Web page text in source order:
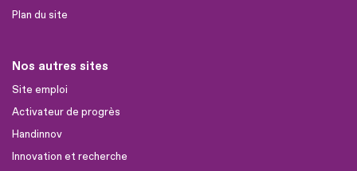
Plan du site
Nos autres sites
Site emploi
Activateur de progrès
Handinnov
Innovation et recherche